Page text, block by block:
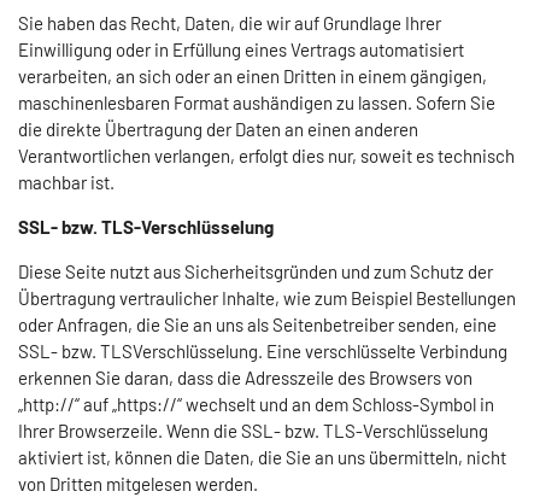
Sie haben das Recht, Daten, die wir auf Grundlage Ihrer
Einwilligung oder in Erfüllung eines Vertrags automatisiert
verarbeiten, an sich oder an einen Dritten in einem gängigen,
maschinenlesbaren Format aushändigen zu lassen. Sofern Sie
die direkte Übertragung der Daten an einen anderen
Verantwortlichen verlangen, erfolgt dies nur, soweit es technisch
machbar ist.
SSL- bzw. TLS-Verschlüsselung
Diese Seite nutzt aus Sicherheitsgründen und zum Schutz der
Übertragung vertraulicher Inhalte, wie zum Beispiel Bestellungen
oder Anfragen, die Sie an uns als Seitenbetreiber senden, eine
SSL- bzw. TLSVerschlüsselung. Eine verschlüsselte Verbindung
erkennen Sie daran, dass die Adresszeile des Browsers von
„http://“ auf „https://“ wechselt und an dem Schloss-Symbol in
Ihrer Browserzeile. Wenn die SSL- bzw. TLS-Verschlüsselung
aktiviert ist, können die Daten, die Sie an uns übermitteln, nicht
von Dritten mitgelesen werden.